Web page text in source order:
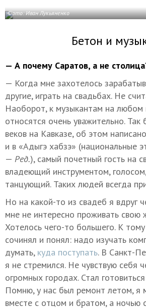
Фото: Иван Лукьяненко
Бетон и
— А почему Саратов, а не
— Когда мне захотелось
другие, играть на свадьбах. Не
Наоборот, к музыкантам на любом
относятся очень уважительно. Так
веков на Кавказе, об этом
и в «Адыгэ хабзэ» (национальные
— Ред.), самый почетный гость на
владеющий инструментом,
танцующий. Таких людей всегда
Но на какой-то из свадеб я вдруг
мне не интересно проживать свою
Хотелось чего-то большего. К
сочинял и понял: надо изучать
думать, куда поступать. В Санкт-
я не стремился. Не чувствую себя
огромных городах. Стал
Помню, у нас был ремонт летом, я
вместе с отцом и братом, а ночью